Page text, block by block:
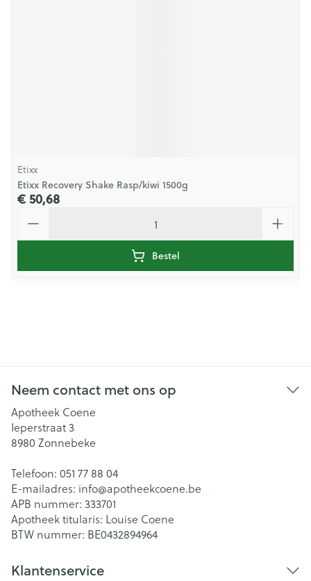
Etixx
Etixx Recovery Shake Rasp/kiwi 1500g
€ 50,68
Bestel
Neem contact met ons op
Apotheek Coene
Ieperstraat 3
8980 Zonnebeke
Telefoon: 051 77 88 04
E-mailadres: info@apotheekcoene.be
APB nummer: 333701
Apotheek titularis: Louise Coene
BTW nummer: BE0432894964
Klantenservice